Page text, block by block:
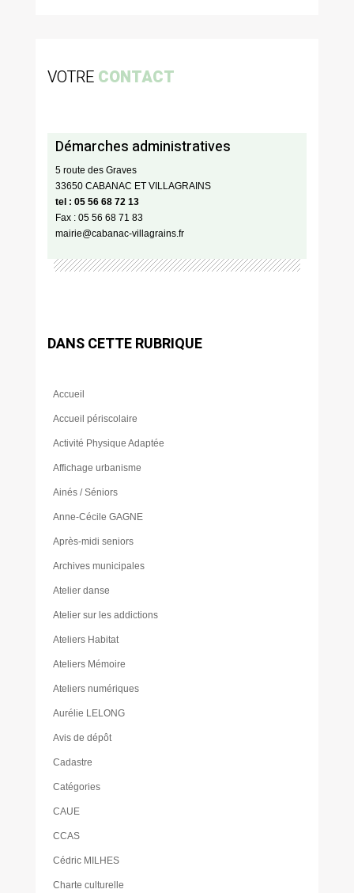
VOTRE CONTACT
Démarches administratives
5 route des Graves
33650 CABANAC ET VILLAGRAINS
tel : 05 56 68 72 13
Fax : 05 56 68 71 83
mairie@cabanac-villagrains.fr
DANS CETTE RUBRIQUE
Accueil
Accueil périscolaire
Activité Physique Adaptée
Affichage urbanisme
Ainés / Séniors
Anne-Cécile GAGNE
Après-midi seniors
Archives municipales
Atelier danse
Atelier sur les addictions
Ateliers Habitat
Ateliers Mémoire
Ateliers numériques
Aurélie LELONG
Avis de dépôt
Cadastre
Catégories
CAUE
CCAS
Cédric MILHES
Charte culturelle